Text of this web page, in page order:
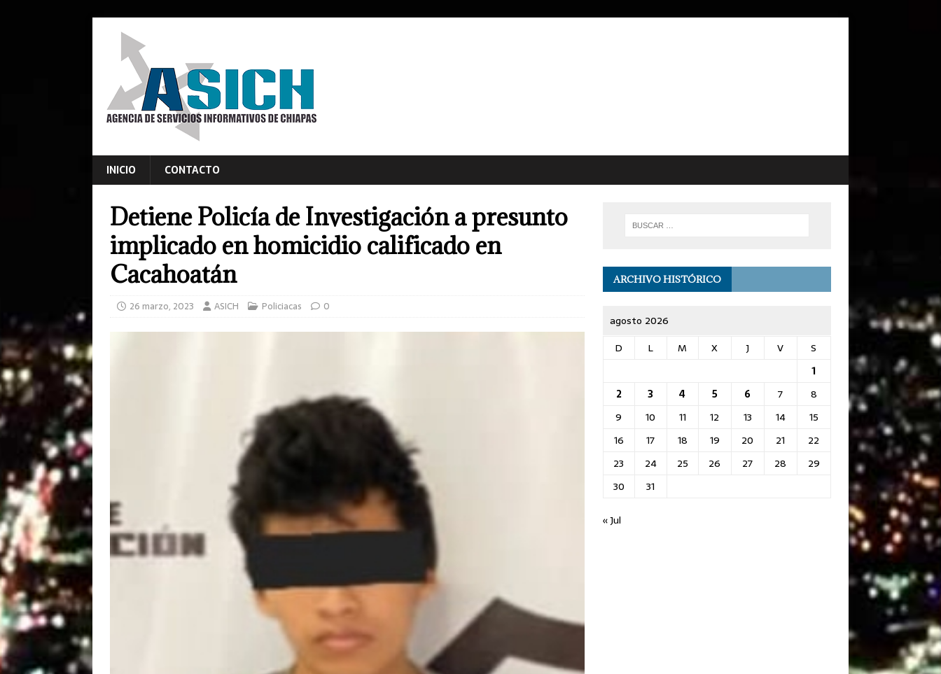
INICIO CONTACTO
Detiene Policía de Investigación a presunto
implicado en homicidio calificado en
Cacahoatán
26 marzo, 2023 ASICH Policiacas 0
ARCHIVO HISTÓRICO
agosto 2026
D
L M X J V
S
1
2
3 4 5 6 7
8
9
10 11 12 13 14
15
16
17 18 19 20 21
22
23
24 25 26 27 28
29
30
31
« Jul